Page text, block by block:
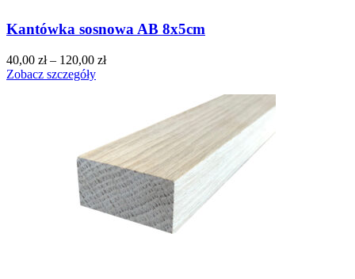
Kantówka sosnowa AB 8x5cm
40,00 zł– 120,00 zł
Zobacz szczegóły